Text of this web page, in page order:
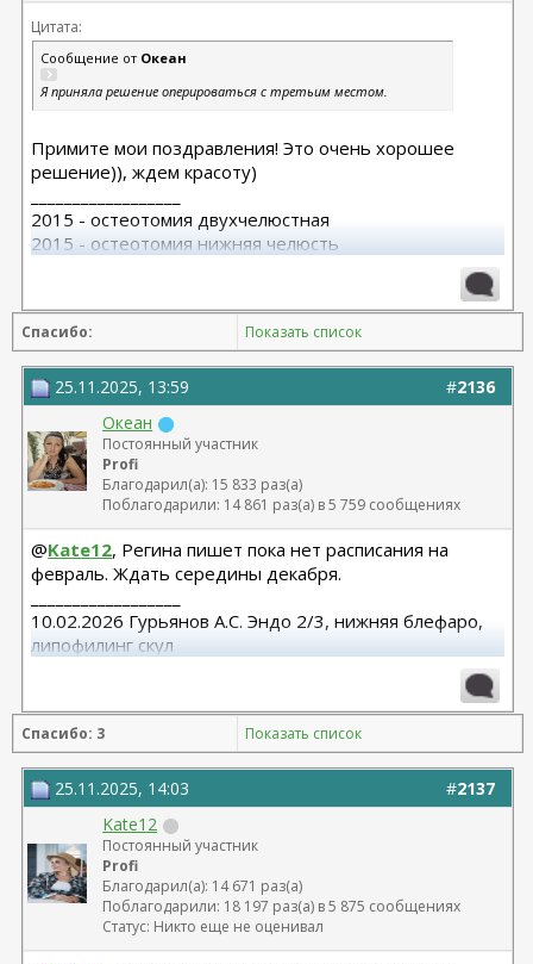
Цитата:
Сообщение от Океан
Я приняла решение оперироваться с третьим местом.
Примите мои поздравления! Это очень хорошее
решение)), ждем красоту)
2015 - остеотомия двухчелюстная
2015 - остеотомия нижняя челюсть
2016 - отпиливание венечных отростков, артролаваж
2018 - замена височно-челюстных суставов (2 шт)
Спасибо: Показать список
#2136
25.11.2025, 13:59
Океан
Постоянный участник
Profi
Благодарил(а): 15 833 раз(а)
Поблагодарили: 14 861 раз(а) в 5 759 сообщениях
@Kate12, Регина пишет пока нет расписания на
февраль. Ждать середины декабря.
10.02.2026 Гурьянов А.С. Эндо 2/3, нижняя блефаро,
липофилинг скул
Спасибо: 3 Показать список
#2137
25.11.2025, 14:03
Kate12
Постоянный участник
Profi
Благодарил(а): 14 671 раз(а)
Поблагодарили: 18 197 раз(а) в 5 875 сообщениях
Статус: Никто еще не оценивал